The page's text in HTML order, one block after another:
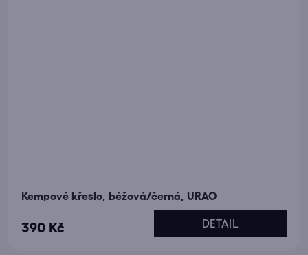
Kempové křeslo, béžová/černá, URAO
390 Kč DETAIL